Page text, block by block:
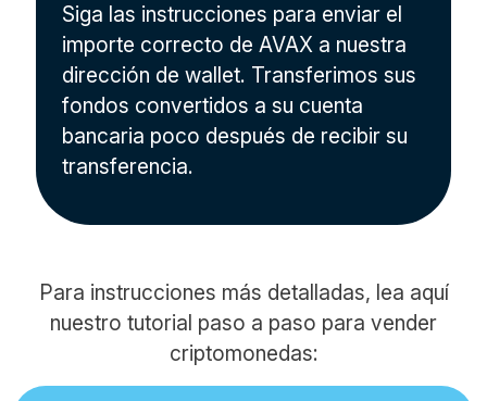
Siga las instrucciones para enviar el
importe correcto de AVAX a nuestra
dirección de wallet. Transferimos sus
fondos convertidos a su cuenta
bancaria poco después de recibir su
transferencia.
Para instrucciones más detalladas, lea aquí
nuestro tutorial paso a paso para vender
criptomonedas: